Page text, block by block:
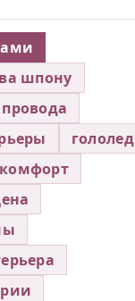
шпону
гололед